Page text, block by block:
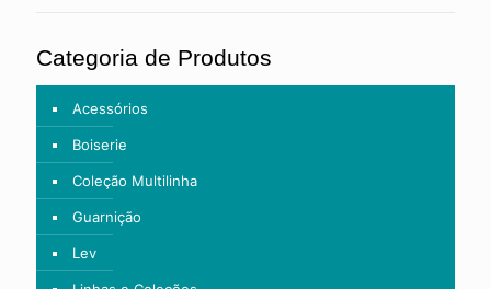
Categoria de Produtos
Acessórios
Boiserie
Coleção Multilinha
Guarnição
Lev